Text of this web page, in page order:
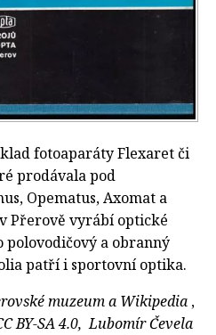
fotoaparáty Flexaret či
prodávala pod
Opematus, Axomat a
Přerově vyrábí optické
a obranný
patří i sportovní optika.
muzeum a Wikipedia ,
BY-SA 4.0, Lubomír Čevela